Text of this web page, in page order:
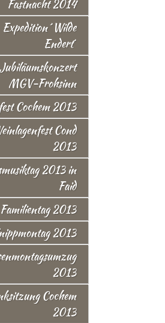
Fastnacht 2014
Expedition ´Wilde
Endert´
Jubiläumskonzert
MGV-Frohsinn
Cochem 2013
Cond
2013
2013 in
Faid
Familientag 2013
2013
2013
Cochem
2013